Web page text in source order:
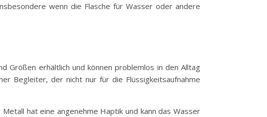
wenn die Flasche für Wasser oder andere
Größen erhältlich und können problemlos in den Alltag
Begleiter, der nicht nur für die Flüssigkeitsaufnahme
hat eine angenehme Haptik und kann das Wasser